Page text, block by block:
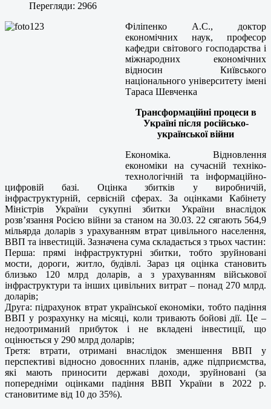
Перегляди: 2966
Філіпенко А.С., доктор
економічних наук, професор
кафедри світового господарства і
міжнародних економічних
відносин Київського
національного університету імені
Тараса Шевченка
Трансформаційні процеси в
Україні після російсько-
української війни
Економіка. Відновлення
економіки на сучасній техніко-
технологічній та інформаційно-
цифровій базі. Оцінка збитків у виробничій,
інфраструктурній, сервісній сферах. За оцінками Кабінету
Міністрів України сукупні збитки України внаслідок
розв’язання Росією війни за станом на 30.03. 22 сягають 564,9
мільярда доларів з урахуванням втрат цивільного населення,
ВВП та інвестицій. Зазначена сума складається з трьох частин:
Перша: прямі інфраструктурні збитки, тобто зруйновані
мости, дороги, житло, будівлі. Зараз ця оцінка становить
близько 120 млрд доларів, а з урахуванням військової
інфраструктури та інших цивільних витрат – понад 270 млрд.
доларів;
Друга: підрахунок втрат української економіки, тобто падіння
ВВП у розрахунку на місяці, коли тривають бойові дії. Це –
недоотриманий прибуток і не вкладені інвестиції, що
оцінюється у 290 млрд доларів;
Третя: втрати, отримані внаслідок зменшення ВВП у
перспективі відносно довоєнних планів, адже підприємства,
які мають приносити державі доходи, зруйновані (за
попередніми оцінками падіння ВВП України в 2022 р.
становитиме від 10 до 35%).